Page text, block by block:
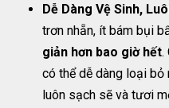
Dễ Dàng Vệ Sinh,
trơn nhẵn, ít bám bụi
giản hơn bao giờ hết.
có thể dễ dàng loại
luôn sạch sẽ và tươi